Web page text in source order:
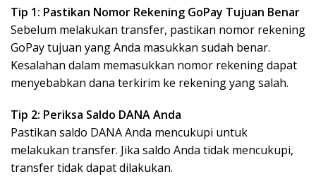
Tip 1: Pastikan Nomor Rekening GoPay Tujuan Benar
Sebelum melakukan transfer, pastikan nomor rekening
GoPay tujuan yang Anda masukkan sudah benar.
Kesalahan dalam memasukkan nomor rekening dapat
menyebabkan dana terkirim ke rekening yang salah.
Tip 2: Periksa Saldo DANA Anda
Pastikan saldo DANA Anda mencukupi untuk
melakukan transfer. Jika saldo Anda tidak mencukupi,
transfer tidak dapat dilakukan.